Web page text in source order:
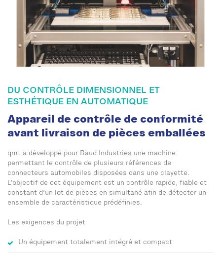
DU CONTRÔLE DIMENSIONNEL ET
ESTHÉTIQUE EN AUTOMATIQUE
Appareil de contrôle de conformité
avant livraison de pièces emballées
qmt a développé pour Baud Industries une machine
permettant le contrôle de plusieurs références de
connecteurs automobiles disposées dans une clayette.
L’objectif de cet équipement est un contrôle rapide, fiable et
constant d’un lot de pièces en simultané afin de détecter un
ensemble de caractéristique prédéfinies.
Les exigences du projet
Un équipement totalement intégré et compact